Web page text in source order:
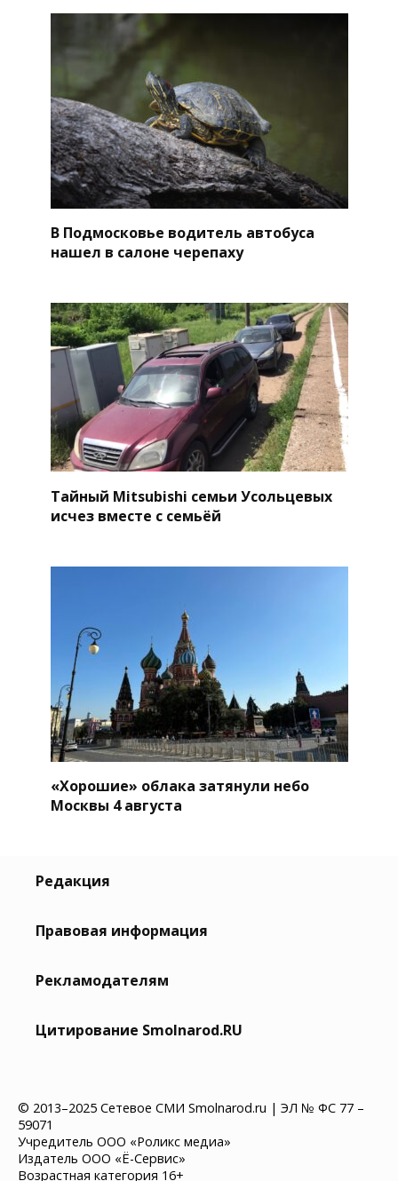
В Подмосковье водитель автобуса
нашел в салоне черепаху
Тайный Mitsubishi семьи Усольцевых
исчез вместе с семьёй
«Хорошие» облака затянули небо
Москвы 4 августа
Редакция
Правовая информация
Рекламодателям
Цитирование Smolnarod.RU
© 2013–2025 Сетевое СМИ Smolnarod.ru | ЭЛ № ФС 77 –
59071
Учредитель ООО «Роликс медиа»
Издатель ООО «Ё-Сервис»
Возрастная категория 16+